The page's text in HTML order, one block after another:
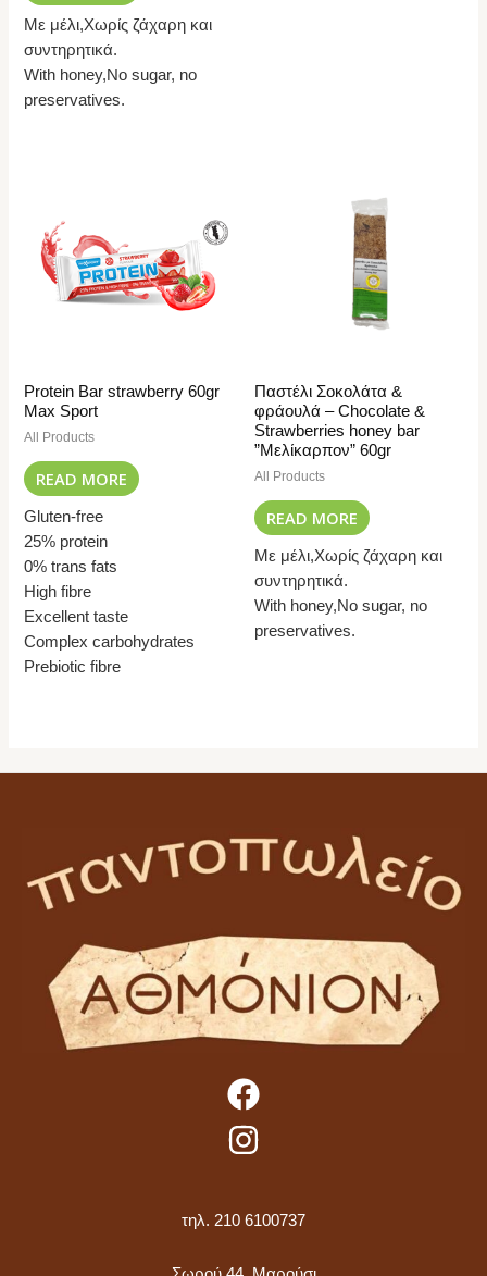
Με μέλι,Χωρίς ζάχαρη και
συντηρητικά.
With honey,No sugar, no
preservatives.
Protein Bar strawberry 60gr
Max Sport
All Products
READ MORE
Gluten-free
25% protein
0% trans fats
High fibre
Excellent taste
Complex carbohydrates
Prebiotic fibre
Παστέλι Σοκολάτα &
φράουλά – Chocolate &
Strawberries honey bar
”Μελίκαρπον” 60gr
All Products
READ MORE
Με μέλι,Χωρίς ζάχαρη και
συντηρητικά.
With honey,No sugar, no
preservatives.
τηλ. 210 6100737